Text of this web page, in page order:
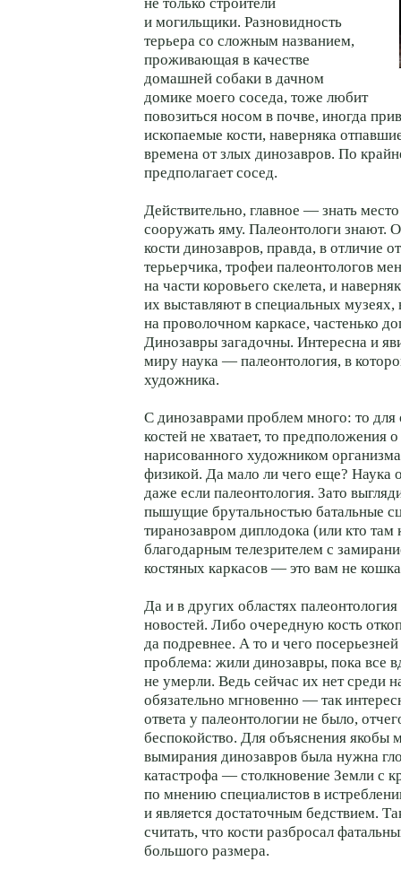
не только строители
и могильщики. Разновидность
терьера со сложным названием,
проживающая в качестве
домашней собаки в дачном
домике моего соседа, тоже любит
повозиться носом в почве, иногда
ископаемые кости, наверняка
времена от злых динозавров. По
предполагает сосед.
Действительно, главное — знать
сооружать яму. Палеонтологи знают.
кости динозавров, правда, в отличие
терьерчика, трофеи палеонтологов
на части коровьего скелета, и
их выставляют в специальных музеях,
на проволочном каркасе, частенько
Динозавры загадочны. Интересна и
миру наука — палеонтология, в
художника.
С динозаврами проблем много: то
костей не хватает, то предположения
нарисованного художником
физикой. Да мало ли чего еще? Наука
даже если палеонтология. Зато
пышущие брутальностью батальные
тиранозавром диплодока (или кто там
благодарным телезрителем с
костяных каркасов — это вам не
Да и в других областях
новостей. Либо очередную кость
да подревнее. А то и чего
проблема: жили динозавры, пока все
не умерли. Ведь сейчас их нет среди
обязательно мгновенно — так
ответа у палеонтологии не было,
беспокойство. Для объяснения якобы
вымирания динозавров была нужна
катастрофа — столкновение Земли с
по мнению специалистов в
и является достаточным бедствием.
считать, что кости разбросал
большого размера.